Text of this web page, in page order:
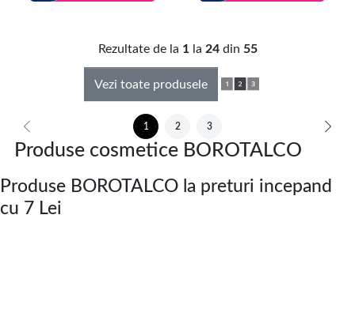
Rezultate de la 1la 24din 55
Vezi toate produsele
1 2 3
Produse cosmetice BOROTALCO
Produse BOROTALCO la preturi incepand
cu 7 Lei